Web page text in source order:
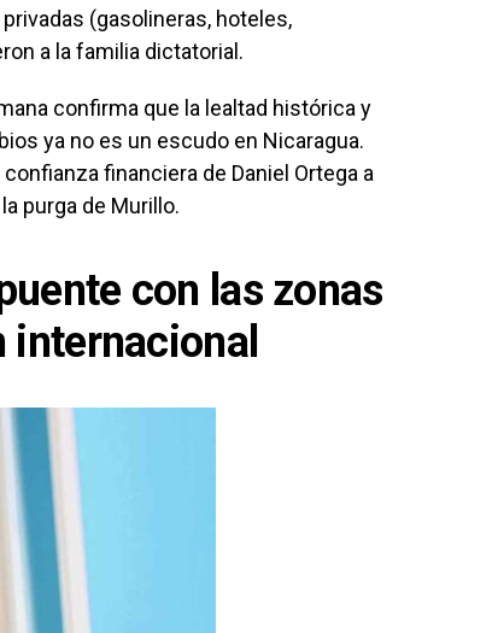
(gasolineras, hoteles,
a la familia dictatorial.
confirma que la lealtad histórica y
ya no es un escudo en Nicaragua.
financiera de Daniel Ortega a
purga de Murillo.
con las zonas